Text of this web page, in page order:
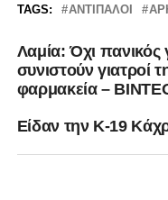
TAGS: ΑΝΤΊΠΑΛΟΙ
Λαμία: Όχι πανικός
συνιστούν γιατροί
φαρμακεία –
Είδαν την Κ-19